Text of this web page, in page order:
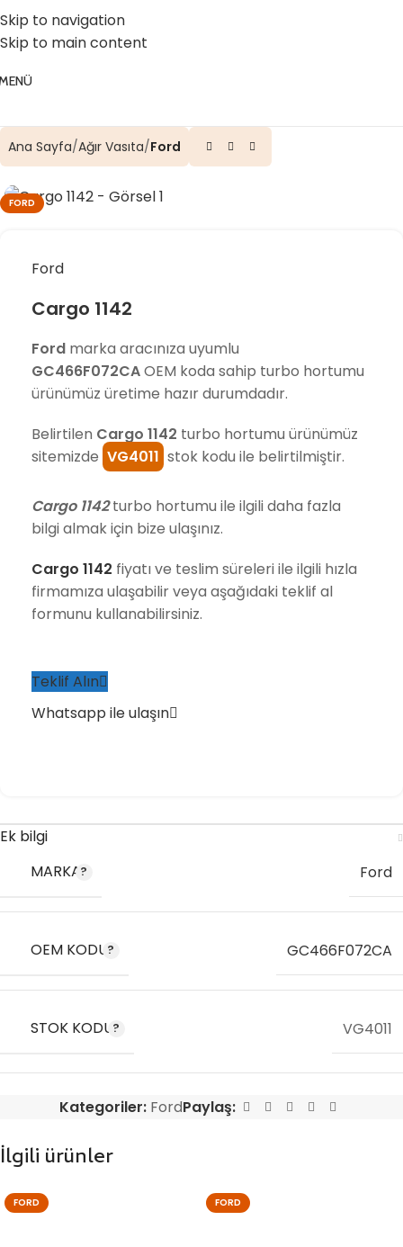
Skip to navigation
Skip to main content
☎️ 0 (224) 504 74 45
Ana Sayfa Ağır Vasıta Ford
FORD
Ford
Cargo 1142
Ford marka aracınıza uyumlu
GC466F072CAOEM koda sahip turbo hortumu
ürünümüz üretime hazır durumdadır.
Belirtilen Cargo 1142 turbo hortumu ürünümüz
sitemizde VG4011 stok kodu ile belirtilmiştir.
Cargo 1142turbo hortumu ile ilgili daha fazla
bilgi almak için bize ulaşınız.
Cargo 1142 fiyatı ve teslim süreleri ile ilgili hızla
firmamıza ulaşabilir veya aşağıdaki teklif al
formunu kullanabilirsiniz.
Teklif Alın
Whatsapp ile ulaşın
Ek bilgi
MARKA
Ford
OEM KODU GC466F072CA
STOK KODU VG4011
Kategoriler: FordPaylaş:
İlgili ürünler
FORD FORD